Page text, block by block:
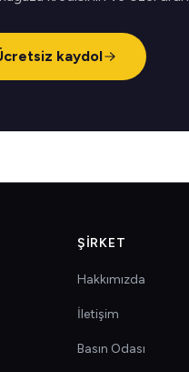
kaydol
ŞIRKET
Hakkımızda
İletişim
Basın Odası